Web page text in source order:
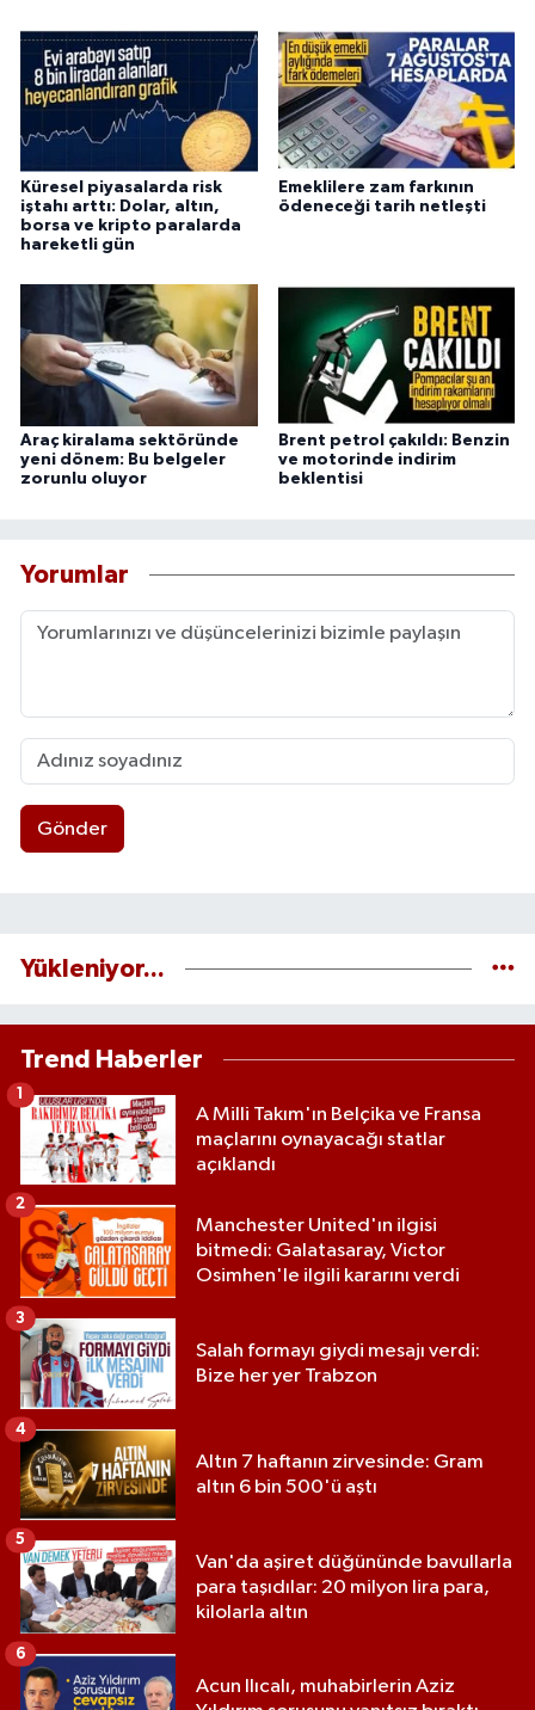
Küresel piyasalarda risk
iştahı arttı: Dolar, altın,
borsa ve kripto paralarda
hareketli gün
Emeklilere zam farkının
ödeneceği tarih netleşti
Araç kiralama sektöründe
yeni dönem: Bu belgeler
zorunlu oluyor
Brent petrol çakıldı: Benzin
ve motorinde indirim
beklentisi
Yorumlar
Gönder
Yükleniyor...
Trend Haberler
A Milli Takım'ın Belçika ve Fransa
maçlarını oynayacağı statlar
açıklandı
Manchester United'ın ilgisi
bitmedi: Galatasaray, Victor
Osimhen'le ilgili kararını verdi
2
Salah formayı giydi mesajı verdi:
Bize her yer Trabzon
3
Altın 7 haftanın zirvesinde: Gram
altın 6 bin 500'ü aştı
4
Van'da aşiret düğününde bavullarla
para taşıdılar: 20 milyon lira para,
kilolarla altın
5
Acun Ilıcalı, muhabirlerin Aziz
6